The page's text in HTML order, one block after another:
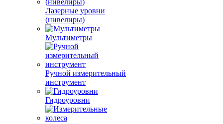
Лазерные уровни
(нивелиры)
Мультиметры
Ручной измерительный
инструмент
Гидроуровни